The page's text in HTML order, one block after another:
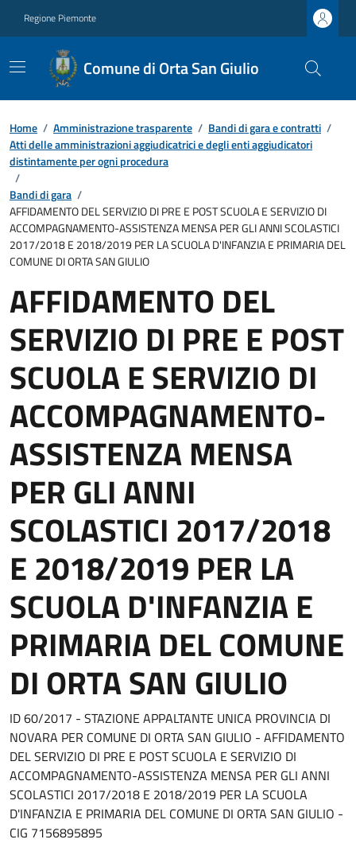
Regione Piemonte
Comune di Orta San Giulio
Home / Amministrazione trasparente / Bandi di gara e contratti /
Atti delle amministrazioni aggiudicatrici e degli enti aggiudicatori
distintamente per ogni procedura
/
Bandi di gara /
AFFIDAMENTO DEL SERVIZIO DI PRE E POST SCUOLA E SERVIZIO DI
ACCOMPAGNAMENTO-ASSISTENZA MENSA PER GLI ANNI SCOLASTICI
2017/2018 E 2018/2019 PER LA SCUOLA D'INFANZIA E PRIMARIA DEL
COMUNE DI ORTA SAN GIULIO
AFFIDAMENTO DEL
SERVIZIO DI PRE E POST
SCUOLA E SERVIZIO DI
ACCOMPAGNAMENTO-
ASSISTENZA MENSA
PER GLI ANNI
SCOLASTICI 2017/2018
E 2018/2019 PER LA
SCUOLA D'INFANZIA E
PRIMARIA DEL COMUNE
DI ORTA SAN GIULIO
ID 60/2017 - STAZIONE APPALTANTE UNICA PROVINCIA DI
NOVARA PER COMUNE DI ORTA SAN GIULIO - AFFIDAMENTO
DEL SERVIZIO DI PRE E POST SCUOLA E SERVIZIO DI
ACCOMPAGNAMENTO-ASSISTENZA MENSA PER GLI ANNI
SCOLASTICI 2017/2018 E 2018/2019 PER LA SCUOLA
D'INFANZIA E PRIMARIA DEL COMUNE DI ORTA SAN GIULIO -
CIG 7156895895